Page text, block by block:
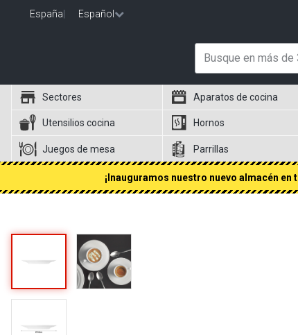
España Español
Sectores Aparatos de cocina
Utensilios cocina Hornos
Juegos de mesa Parrillas
¡Inauguramos nuestro nuevo almacén